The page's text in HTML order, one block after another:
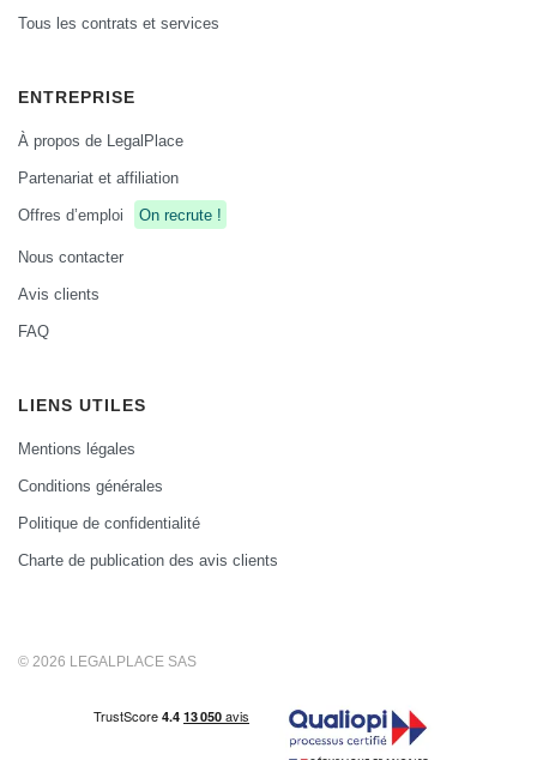
Tous les contrats et services
ENTREPRISE
À propos de LegalPlace
Partenariat et affiliation
Offres d’emploi
On recrute !
Nous contacter
Avis clients
FAQ
LIENS UTILES
Mentions légales
Conditions générales
Politique de confidentialité
Charte de publication des avis clients
© 2026 LEGALPLACE SAS